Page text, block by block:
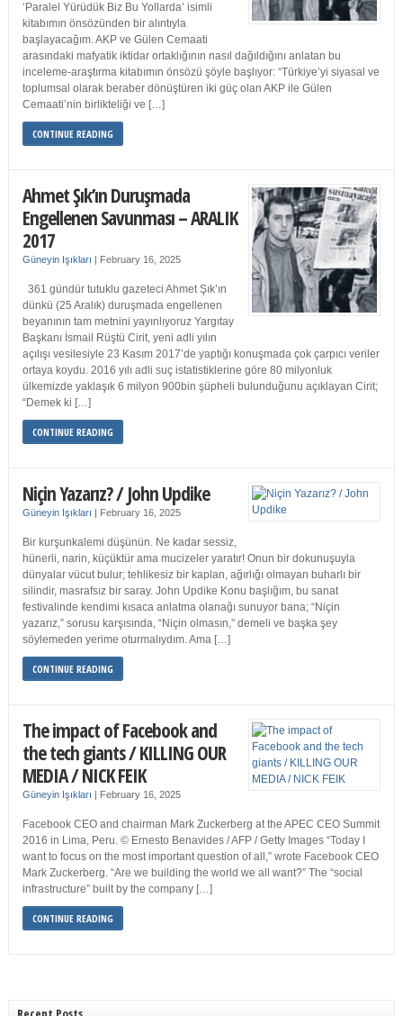
‘Paralel Yürüdük Biz Bu Yollarda’ isimli
kitabımın önsözünden bir alıntıyla
başlayacağım. AKP ve Gülen Cemaati
arasındaki mafyatik iktidar ortaklığının nasıl dağıldığını anlatan bu
inceleme-araştırma kitabımın önsözü şöyle başlıyor: “Türkiye’yi siyasal ve
toplumsal olarak beraber dönüştüren iki güç olan AKP ile Gülen
Cemaati’nin birlikteliği ve […]
CONTINUE READING
Ahmet Şık’ın Duruşmada
Engellenen Savunması – ARALIK
2017
Güneyin Işıkları | February 16, 2025
361 gündür tutuklu gazeteci Ahmet Şık’ın
dünkü (25 Aralık) duruşmada engellenen
beyanının tam metnini yayınlıyoruz Yargıtay
Başkanı İsmail Rüştü Cirit, yeni adli yılın
açılışı vesilesiyle 23 Kasım 2017’de yaptığı konuşmada çok çarpıcı veriler
ortaya koydu. 2016 yılı adli suç istatistiklerine göre 80 milyonluk
ülkemizde yaklaşık 6 milyon 900bin şüpheli bulunduğunu açıklayan Cirit;
“Demek ki […]
CONTINUE READING
Niçin Yazarız? / John Updike
Güneyin Işıkları | February 16, 2025
Bir kurşunkalemi düşünün. Ne kadar sessiz,
hünerli, narin, küçüktür ama mucizeler yaratır! Onun bir dokunuşuyla
dünyalar vücut bulur; tehlikesiz bir kaplan, ağırlığı olmayan buharlı bir
silindir, masrafsız bir saray. John Updike Konu başlığım, bu sanat
festivalinde kendimi kısaca anlatma olanağı sunuyor bana; “Niçin
yazarız,” sorusu karşısında, “Niçin olmasın,” demeli ve başka şey
söylemeden yerime oturmalıydım. Ama […]
CONTINUE READING
The impact of Facebook and
the tech giants / KILLING OUR
MEDIA / NICK FEIK
Güneyin Işıkları | February 16, 2025
Facebook CEO and chairman Mark Zuckerberg at the APEC CEO Summit
2016 in Lima, Peru. © Ernesto Benavides / AFP / Getty Images “Today I
want to focus on the most important question of all,” wrote Facebook CEO
Mark Zuckerberg. “Are we building the world we all want?” The “social
infrastructure” built by the company […]
CONTINUE READING